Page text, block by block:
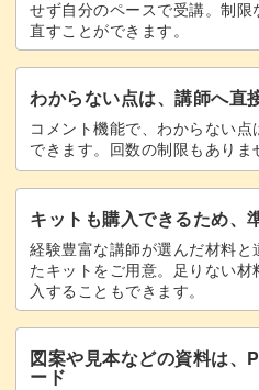
せず自分のペースで受講。制限
直すことができます。
わからない点は、講師へ直
コメント機能で、わからない点
できます。回数の制限もありま
キットも購入できるため、
経験豊富な講師が選んだ材料と
たキットをご用意。足りない
入することもできます。
図案や見本などの資料は、
ード